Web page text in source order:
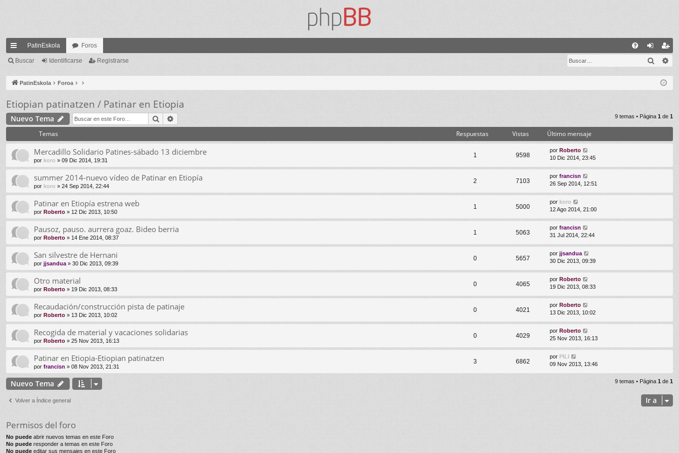
nl
ac
es
rá
pi
s
PatinEskola Foros
Q
de
nti
fic
se
eg
ist
ra
Buscar Identificarse Registrarse Buscar
PatinEskola Foroa
Etiopian patinatzen / Patinar en Etiopia
Nuevo Tema Buscar 9 temas • Página 1 de 1
Temas Respuestas Vistas Último mensaje
Mercadillo Solidario Patines-sábado 13 diciembre
por koro » 09 Dic 2014, 19:31
1 9598
por Roberto
10 Dic 2014, 23:45
summer 2014-nuevo vídeo de Patinar en Etiopía
por koro » 24 Sep 2014, 22:44
2 7103
por francisn
26 Sep 2014, 12:51
Patinar en Etiopía estrena web
por Roberto » 12 Dic 2013, 10:50
1 5000
por koro
12 Ago 2014, 21:00
Pausoz, pauso. aurrera goaz. Bideo berria
por Roberto » 14 Ene 2014, 08:37
1 5063
por francisn
31 Jul 2014, 22:44
San silvestre de Hernani
por jjsandua » 30 Dic 2013, 09:39
0 5657
por jjsandua
30 Dic 2013, 09:39
Otro material
por Roberto » 19 Dic 2013, 08:33
0 4065
por Roberto
19 Dic 2013, 08:33
Recaudación/construcción pista de patinaje
por Roberto » 13 Dic 2013, 10:02
0 4021
por Roberto
13 Dic 2013, 10:02
Recogida de material y vacaciones solidarias
por Roberto » 25 Nov 2013, 16:13
0 4029
por Roberto
25 Nov 2013, 16:13
Patinar en Etiopia-Etiopian patinatzen
por francisn » 08 Nov 2013, 21:31
3 6862
por PILI
09 Nov 2013, 13:46
Nuevo Tema 9 temas • Página 1 de 1
Volver a Índice general Ir a
Permisos del foro
No puede abrir nuevos temas en este Foro
No puede responder a temas en este Foro
No puede editar sus mensajes en este Foro